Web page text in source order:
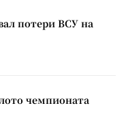
потери ВСУ на
чемпионата